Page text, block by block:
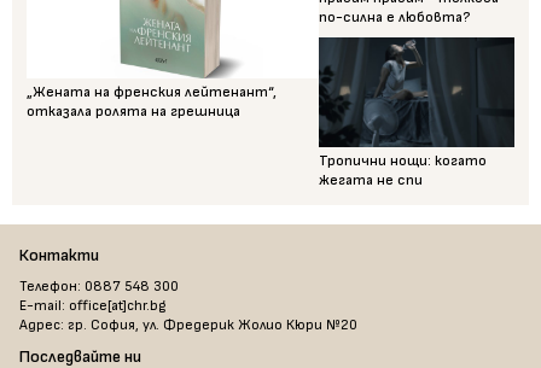
„Жената на френския лейтенант“,
отказала ролята на грешница
по-силна е любовта?
Тропични нощи: когато
жегата не спи
Контакти
Телефон: 0887 548 300
E-mail: office[at]chr.bg
Адрес: гр. София, ул. Фредерик Жолио Кюри №20
Последвайте ни